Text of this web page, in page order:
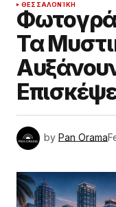
ΘΕΣΣΑΛΟΝΊΚΗ
Τα
by Pan Orama